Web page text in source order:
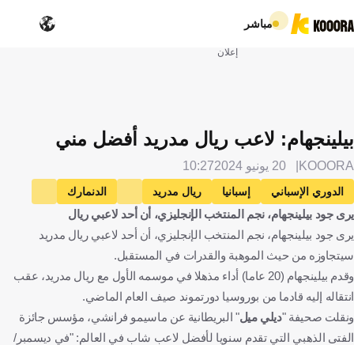
مباشر
إعلان
بيلينجهام: لاعب ريال مدريد أفضل مني
KOOORA 20 يونيو 2024 10:27
الدوري الإسباني إسبانيا ريال مدريد
الدنمارك
الدانمرك
تركيا تركيا إنجلترا
إنجلترا
البرتغال
البرتغال جود بيلينجهام أردا جولر كرة قدم
يرى جود بيلينجهام، نجم المنتخب الإنجليزي، أن أحد لاعبي ريال
يرى جود بيلينجهام، نجم المنتخب الإنجليزي، أن أحد لاعبي ريال مدريد
سيتجاوزه من حيث الموهبة والقدرات في المستقبل.
وقدم بيلينجهام (20 عاما) أداء مذهلا في موسمه الأول مع ريال مدريد، عقب
انتقاله إليه قادما من بوروسيا دورتموند صيف العام الماضي.
ونقلت صحيفة "ديلي ميل" البريطانية عن ماسيمو فرانشي، مؤسس جائزة
الفتى الذهبي التي تقدم سنويا لأفضل لاعب شاب في العالم: "في ديسمبر/